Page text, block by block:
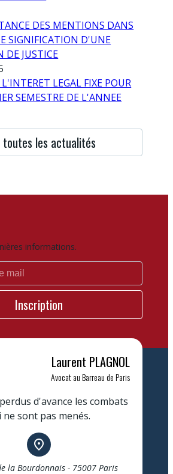
DES MENTIONS DANS
SIGNIFICATION D'UNE
DE JUSTICE
LEGAL FIXE POUR
SEMESTRE DE L'ANNEE
toutes les actualités
informations.
Laurent PLAGNOL
Avocat au Barreau de Paris
d'avance les combats
ne sont pas menés.
place
la Bourdonnais - 75007 Paris